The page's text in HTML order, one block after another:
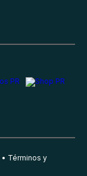
Términos y